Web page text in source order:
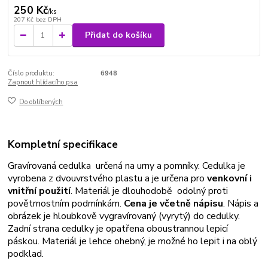
250 Kč/ks
207 Kč bez DPH
Přidat do košíku
Číslo produktu:
6948
Zapnout hlídacího psa
Do oblíbených
Kompletní specifikace
Gravírovaná cedulka určená na urny a pomníky. Cedulka je
vyrobena z dvouvrstvého plastu a je určena provenkovní i
vnitřní použití. Materiál je dlouhodobě odolný proti
povětrnostním podmínkám. Cena je včetně nápisu. Nápis a
obrázek je hloubkově vygravírovaný (vyrytý) do cedulky.
Zadní strana cedulky je opatřena oboustrannou lepicí
páskou. Materiál je lehce ohebný, je možné ho lepit i na oblý
podklad.